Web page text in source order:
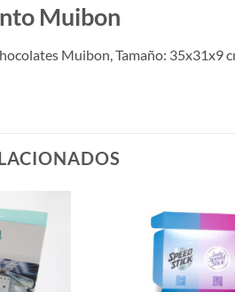
Muibon
Muibon, Tamaño: 35x31x9